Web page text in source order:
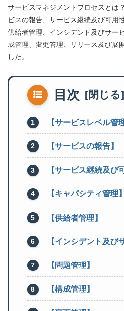
サービスマネジメントプロセスとは
ビスの報告、サービス継続及び可用
供給者管理、インシデント及びサー
成管理、変更管理、リリース及び展
した。
目次
【サービスレベル管
【サービスの報告】
【サービス継続及び
【キャパシティ管理】
【供給者管理】
【インシデント及び
【問題管理】
【構成管理】